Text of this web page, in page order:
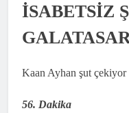
İSABETSİZ
Kaan Ayhan şut çekiyor
56. Dakika